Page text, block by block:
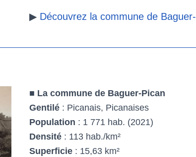
▶ Découvrez la commune de
■ La commune de Baguer-Pican
Gentilé : Picanais, Picanaises
Population : 1 771 hab. (2021)
Densité : 113 hab./km²
Superficie : 15,63 km²